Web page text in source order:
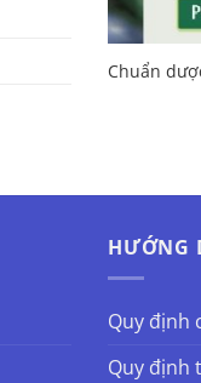
Chuẩn
HƯỚNG
Quy định
Quy định